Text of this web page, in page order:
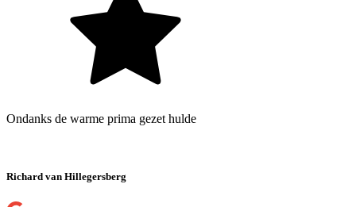
Ondanks de warme prima gezet hulde
Richard van Hillegersberg